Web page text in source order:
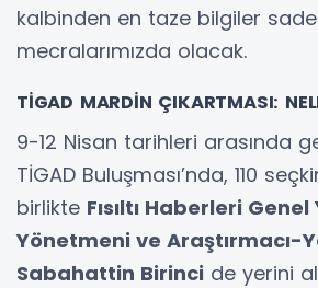
kalbinden en taze bilgiler
mecralarımızda olacak.
TİGAD MARDİN ÇIKARTMASI:
9-12 Nisan tarihleri arasında
TİGAD Buluşması’nda, 110
birlikte Fısıltı Haberleri Genel
Yönetmeni ve Araştırmacı-
Sabahattin Birinci de yerini